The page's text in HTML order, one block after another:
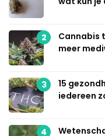
2
Cannabis
meer
3
15
iedereen
4